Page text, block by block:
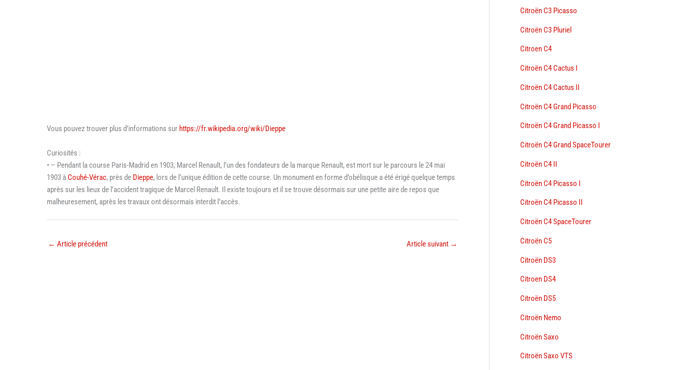
Vous pouvez trouver plus d’informations sur https://fr.wikipedia.org/wiki/Dieppe
Curiosités :
• – Pendant la course Paris-Madrid en 1903, Marcel Renault, l’un des fondateurs de la marque Renault, est mort sur le parcours le 24 mai
1903 à Couhé-Vérac, près de Dieppe, lors de l’unique édition de cette course. Un monument en forme d’obélisque a été érigé quelque temps
après sur les lieux de l’accident tragique de Marcel Renault. Il existe toujours et il se trouve désormais sur une petite aire de repos que
malheuresement, après les travaux ont désormais interdit l’accès.
← Article précédent Article suivant →
Citroën C3 Picasso
Citroën C3 Pluriel
Citroen C4
Citroën C4 Cactus I
Citroën C4 Cactus II
Citroën C4 Grand Picasso
Citroën C4 Grand Picasso I
Citroën C4 Grand SpaceTourer
Citroën C4 II
Citroën C4 Picasso I
Citroën C4 Picasso II
Citroën C4 SpaceTourer
Citroën C5
Citroën DS3
Citroen DS4
Citroën DS5
Citroën Nemo
Citroën Saxo
Citroën Saxo VTS